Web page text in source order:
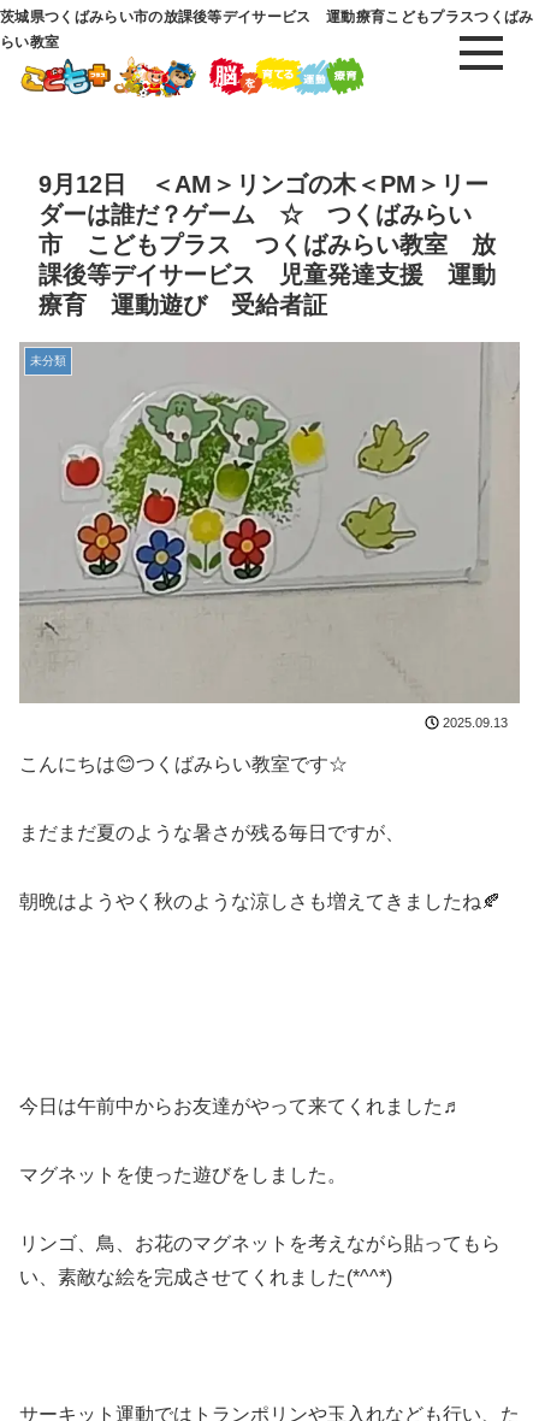
茨城県つくばみらい市の放課後等デイサービス 運動療育こどもプラスつくばみ
らい教室
9月12日 ＜AM＞リンゴの木＜PM＞リー
ダーは誰だ？ゲーム ☆ つくばみらい
市 こどもプラス つくばみらい教室 放
課後等デイサービス 児童発達支援 運動
療育 運動遊び 受給者証
未分類
2025.09.13
こんにちは😊つくばみらい教室です☆
まだまだ夏のような暑さが残る毎日ですが、
朝晩はようやく秋のような涼しさも増えてきましたね🍂
今日は午前中からお友達がやって来てくれました♬
マグネットを使った遊びをしました。
リンゴ、鳥、お花のマグネットを考えながら貼ってもら
い、素敵な絵を完成させてくれました(*^^*)
サーキット運動ではトランポリンや玉入れなども行い、た